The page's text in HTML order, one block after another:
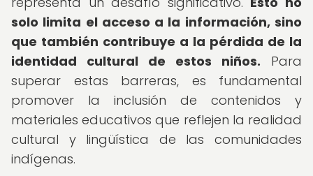
solo limita el acceso a la información, sino
que también contribuye a la pérdida de la
identidad cultural de estos niños. Para
superar estas barreras, es fundamental
promover la inclusión de contenidos y
materiales educativos que reflejen la realidad
cultural y lingüística de las comunidades
indígenas.